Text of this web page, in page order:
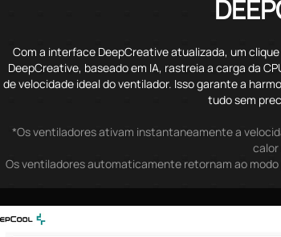
Com a interface DeepCreative atualizada, um
DeepCreative, baseado em IA, rastreia a carga da
de velocidade ideal do ventilador. Isso garante a
tudo sem
*Os ventiladores ativam instantaneamente a
Os ventiladores automaticamente retornam ao